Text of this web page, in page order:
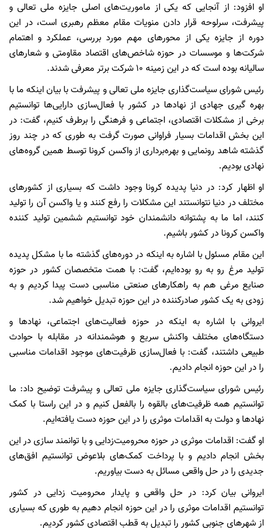
او افزود: از آنجایی که یکی از ماموریت‌های اصلی جایزه ملی تعالی و
پیشرفت، سرلوحه قرار دادن منویات مقام معظم رهبری است، در این
دوره از جایزه یکی از محور‌های مهم مورد بررسی، عملکرد و اهتمام
شرکت‌ها و موسسات در حوزه شاخص‌های اقتصاد مقاومتی و شعار‌های
سالیانه بوده است که در این زمینه ۱۰ شرکت برتر معرفی شدند.
رئیس شورای سیاست‌گذاری جایزه ملی تعالی و پیشرفت با بیان اینکه ما با
بهره گیری جهادی از نهاد‌ها در کشور با فعال‌سازی دارایی‌ها توانستیم
برخی از مشکلات اقتصادی، اجتماعی و فرهنگی را برطرف کنیم، گفت: در
این بخش اقدامات بسیار فراوانی صورت گرفت به طوری که در چند روز
گذشته شاهد رونمایی و بهره‌برداری از واکسن کرونا توسط همین گروه‌های
نهادی بودیم.
او اظهار کرد: در دنیا پدیده کرونا وجود داشت که بسیاری از کشور‌های
مختلف در دنیا نتوانستند این مشکلات را رفع کنند و یا واکسن آن را تولید
کنند، اما ما به پشتوانه دانشمندان خود توانستیم ششمین تولید کننده
واکسن کرونا در کشور باشیم.
این مقام مسئول با اشاره به اینکه در دوره‌های گذشته ما با مشکل پدیده
تولید مرغ رو به رو بوده‌ایم، گفت: با همت متخصصان کشور در حوزه
صنایع مرغی هم به راهکار‌های صنعتی مناسبی دست پیدا کردیم و به
زودی به یک کشور صادرکننده در این حوزه تبدیل خواهیم شد.
ایروانی با اشاره به اینکه در حوزه فعالیت‌های اجتماعی، نهاد‌ها و
دستگاه‌های مختلف واکنش سریع و هوشمندانه در مقابله با حوادث
طبیعی داشتند، گفت: با فعال‌سازی ظرفیت‌های موجود اقدامات مناسبی
را در این حوزه انجام دادیم.
رئیس شورای سیاست‌گذاری جایزه ملی تعالی و پیشرفت توضیح داد: ما
توانستیم همه ظرفیت‌های بالقوه را بالفعل کنیم و در این راستا با کمک
نهاد‌ها و دولت به اقدامات موثری را در این حوزه دست یافته‌ایم.
او گفت: اقدامات موثری در حوزه محرومیت‌زدایی و با توانمند سازی در این
بخش انجام دادیم و با پرداخت کمک‌های بلاعوض توانستیم افق‌های
جدیدی را در حل واقعی مسائل به دست بیاوریم.
ایروانی بیان کرد: در حل واقعی و پایدار محرومیت زدایی در کشور
توانستیم اقدامات موثری را در این حوزه انجام دهیم به طوری که بسیاری
از شهر‌های جنوبی کشور را تبدیل به قطب اقتصادی کشور کردیم.